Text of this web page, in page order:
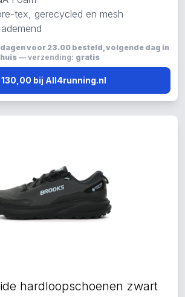
tex, gerecycled en mesh
voor 23.00 besteld, volgende dag in
huis— verzending: gratis
bij All4running.nl
hardloopschoenen zwart